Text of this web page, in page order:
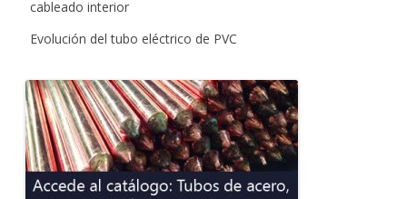
cableado interior
Evolución del tubo eléctrico de PVC